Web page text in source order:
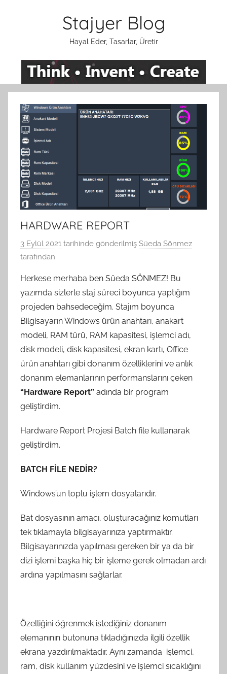
Stajyer Blog
Hayal Eder, Tasarlar, Üretir
HARDWARE REPORT
3 Eylül 2021 tarihinde gönderilmiş Süeda Sönmez
tarafından
Herkese merhaba ben Süeda SÖNMEZ! Bu
yazımda sizlerle staj süreci boyunca yaptığım
projeden bahsedeceğim. Stajım boyunca
Bilgisayarın Windows ürün anahtarı, anakart
modeli, RAM türü, RAM kapasitesi, işlemci adı,
disk modeli, disk kapasitesi, ekran kartı, Office
ürün anahtarı gibi donanım özelliklerini ve anlık
donanım elemanlarının performanslarını çeken
“Hardware Report” adında bir program
geliştirdim.
Hardware Report Projesi Batch file kullanarak
geliştirdim.
BATCH FİLE NEDİR?
Windows’un toplu işlem dosyalarıdır.
Bat dosyasının amacı, oluşturacağınız komutları
tek tıklamayla bilgisayarınıza yaptırmaktır.
Bilgisayarınızda yapılması gereken bir ya da bir
dizi işlemi başka hiç bir işleme gerek olmadan ardı
ardına yapılmasını sağlarlar.
Özelliğini öğrenmek istediğiniz donanım
elemanının butonuna tıkladığınızda ilgili özellik
ekrana yazdırılmaktadır. Aynı zamanda işlemci,
ram, disk kullanım yüzdesini ve işlemci sıcaklığını